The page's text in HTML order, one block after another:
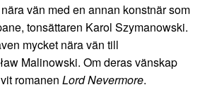
vän med en annan konstnär som
tonsättaren Karol Szymanowski.
mycket nära vän till
Malinowski. Om deras vänskap
romanen Lord Nevermore.